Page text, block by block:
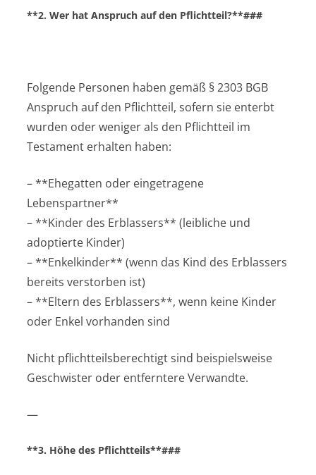
**2. Wer hat Anspruch auf den Pflichtteil?**###
Folgende Personen haben gemäß § 2303 BGB
Anspruch auf den Pflichtteil, sofern sie enterbt
wurden oder weniger als den Pflichtteil im
Testament erhalten haben:
– **Ehegatten oder eingetragene
Lebenspartner**
– **Kinder des Erblassers** (leibliche und
adoptierte Kinder)
– **Enkelkinder** (wenn das Kind des Erblassers
bereits verstorben ist)
– **Eltern des Erblassers**, wenn keine Kinder
oder Enkel vorhanden sind
Nicht pflichtteilsberechtigt sind beispielsweise
Geschwister oder entferntere Verwandte.
—
**3. Höhe des Pflichtteils**###